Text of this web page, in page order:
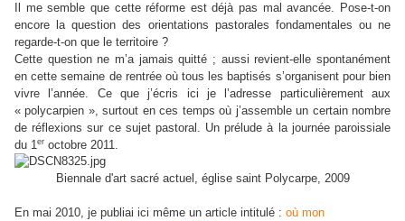
Il me semble que cette réforme est déjà pas mal avancée. Pose-t-on
encore la question des orientations pastorales fondamentales ou ne
regarde-t-on que le territoire ?
Cette question ne m’a jamais quitté ; aussi revient-elle spontanément
en cette semaine de rentrée où tous les baptisés s’organisent pour bien
vivre l’année. Ce que j’écris ici je l’adresse particulièrement aux
« polycarpien », surtout en ces temps où j’assemble un certain nombre
de réflexions sur ce sujet pastoral. Un prélude à la journée paroissiale
du 1er octobre 2011.
Biennale d'art sacré actuel, église saint Polycarpe, 2009
En mai 2010, je publiai ici même un article intitulé : où mon